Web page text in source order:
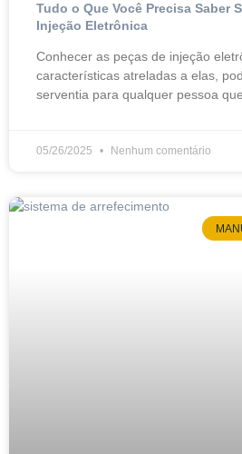
Tudo o Que Você Precisa Saber
Injeção Eletrônica
Conhecer as peças de injeção
características atreladas a elas,
serventia para qualquer pessoa
05/26/2025 Nenhum comentário